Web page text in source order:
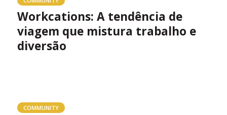
Workcations: A tendência de
viagem que mistura trabalho e
diversão
COMMUNITY